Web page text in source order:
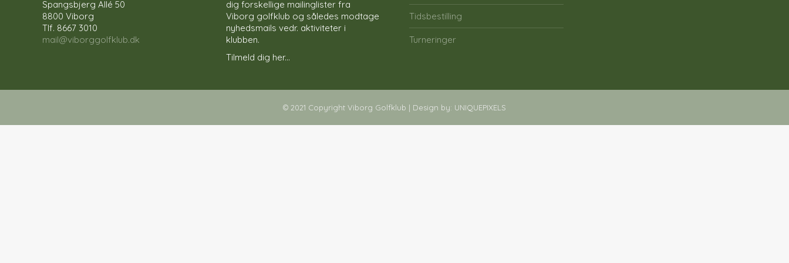
Spangsbjerg Allé 50
8800 Viborg
Tlf. 8667 3010
mail@viborggolfklub.dk
dig forskellige mailinglister fra
Viborg golfklub og således modtage
nyhedsmails vedr. aktiviteter i
klubben.
Tilmeld dig her...
Tidsbestilling
Turneringer
© 2021 Copyright Viborg Golfklub | Design by: UNIQUEPIXELS